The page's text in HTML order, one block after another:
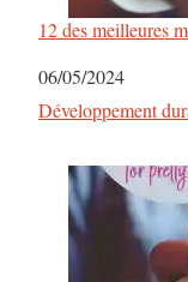
12 des meilleures
Date
06/05/2024
Par rapport à
Développement